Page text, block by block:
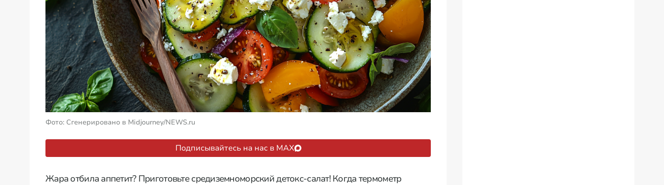
Фото: Сгенерировано в Midjourney/NEWS.ru
Подписывайтесь на нас в MAX
Жара отбила аппетит? Приготовьте средиземноморский детокс-салат! Когда термометр